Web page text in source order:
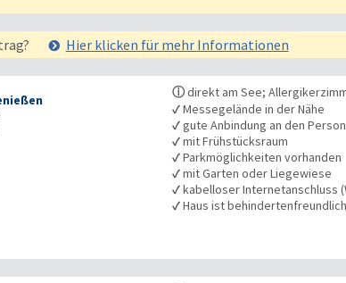
Hier klicken für mehr Informationen
ⓘdirekt am See;
✓Messegelände in der Nähe
✓gute Anbindung an den
✓mit Frühstücksraum
✓Parkmöglichkeiten vorhanden
✓mit Garten oder Liegewiese
✓kabelloser Internetanschluss
✓Haus ist behindertenfreundlich